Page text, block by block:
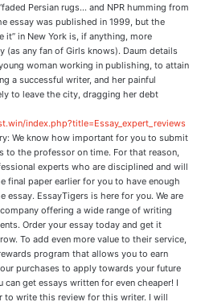
Persian rugs… and NPR humming from
essay was published in 1999, but the
it” in New York is, if anything, more
(as any fan of Girls knows). Daum details
woman working in publishing, to attain
a successful writer, and her painful
to leave the city, dragging her debt
index.php?title=Essay_expert_reviews
We know how important for you to submit
to the professor on time. For that reason,
experts who are disciplined and will
final paper earlier for you to have enough
essay. EssayTigers is here for you. We are
offering a wide range of writing
Order your essay today and get it
To add even more value to their service,
program that allows you to earn
purchases to apply towards your future
can get essays written for even cheaper! I
to write this review for this writer. I will